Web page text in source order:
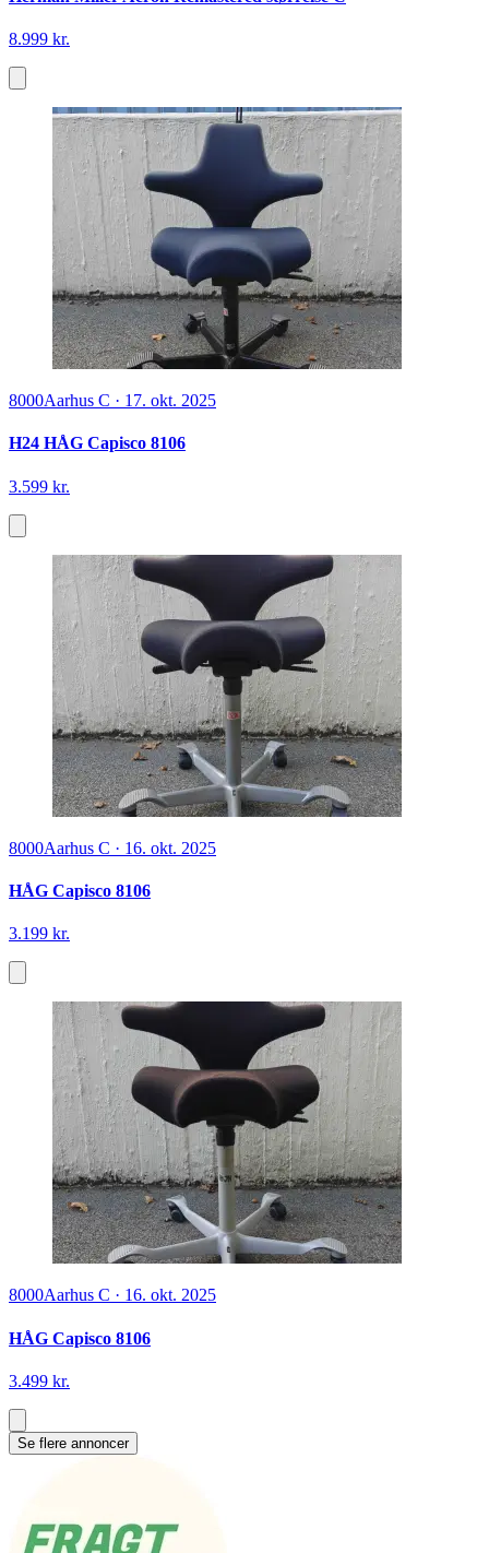
8.999 kr.
8000Aarhus C · 17. okt. 2025
H24 HÅG Capisco 8106
3.599 kr.
8000Aarhus C · 16. okt. 2025
HÅG Capisco 8106
3.199 kr.
8000Aarhus C · 16. okt. 2025
HÅG Capisco 8106
3.499 kr.
Se flere annoncer